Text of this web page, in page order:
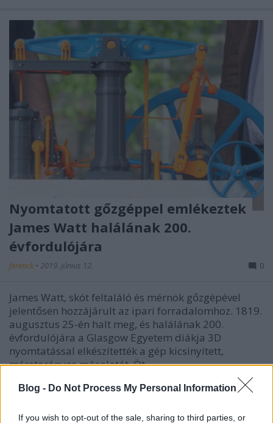
Blog - Do Not Process My Personal Information
If you wish to opt-out of the sale, sharing to third parties, or
Nyomtatott gőzgéppel emlékeztek
James Watt halálának 200.
évfordulójára
ferenck • 2019. június 12. 0
James Watt, skót feltaláló és mérnök gőzgépével
jelentősen hozzájárult az ipari forradalomhoz. 1819.
augusztus 25-én halt meg, és halálának 200.
évfordulójára a Glasgow Egyetem diákja 3D
nyomtatással elkészítették a gép kicsinyített,
méretarányos másolatát. Öt…